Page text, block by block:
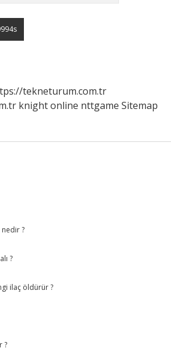
tekneturum.com.tr
knight online nttgame Sitemap
?
?
ilaç öldürür ?
?